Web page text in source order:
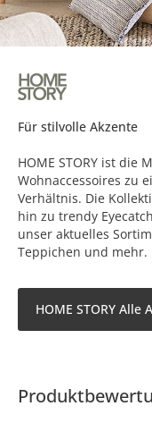
Für stilvolle Akzente
HOME STORY ist die
Wohnaccessoires zu
Verhältnis. Die
hin zu trendy
unser aktuelles
Teppichen und mehr.
HOME STORY